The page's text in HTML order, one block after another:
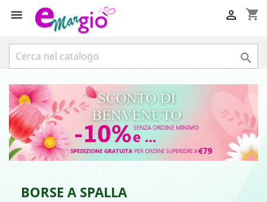
 shopping_cart


BORSE A SPALLA